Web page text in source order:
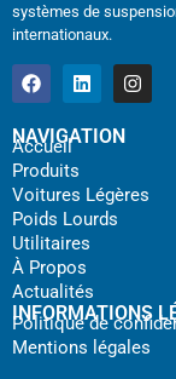
systèmes de
internationaux.
NAVIGATION
Accueil
Produits
Voitures Légères
Poids Lourds
Utilitaires
À Propos
Actualités
INFORMATIONS
Politique de
Mentions légales